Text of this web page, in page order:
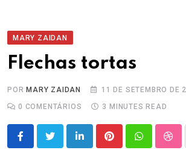
MARY ZAIDAN
Flechas tortas
POR MARY ZAIDAN
11 DE SETEMBRO DE
0 COMENTÁRIOS 3 MINUTES READ
LinkedInPinterestWhatsapp